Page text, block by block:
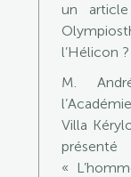
un
l’Hélicon ?
M.
Villa
«